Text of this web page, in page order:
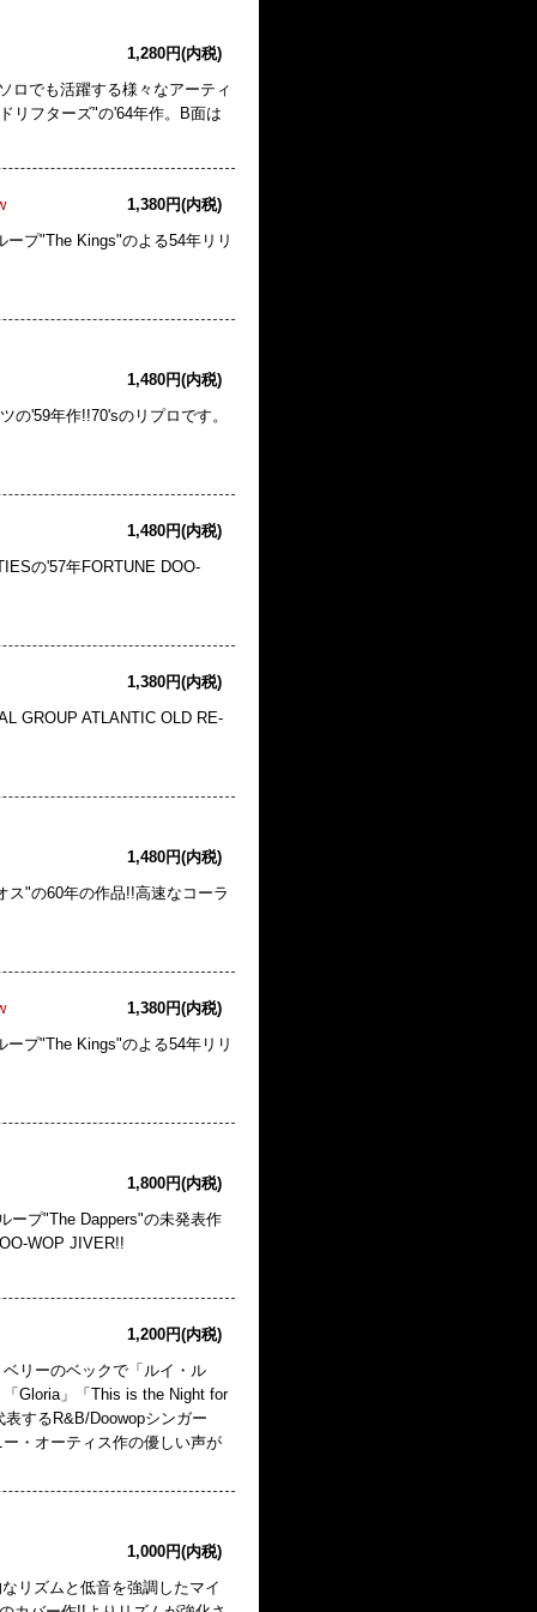
1,280円(内税)
ロでも活躍する様々なアーティ
リフターズ"の'64年作。B面は
1,380円(内税)
プ"The Kings"のよる54年リリ
1,480円(内税)
の'59年作!!70'sのリプロです。
1,480円(内税)
の'57年FORTUNE DOO-
1,380円(内税)
GROUP ATLANTIC OLD RE-
1,480円(内税)
ス"の60年の作品!!高速なコーラ
1,380円(内税)
プ"The Kings"のよる54年リリ
1,800円(内税)
ープ"The Dappers"の未発表作
WOP JIVER!!
1,200円(内税)
リーのベックで「ルイ・ル
Gloria」「This is the Night for
するR&B/Doowopシンガー
・オーティス作の優しい声が
1,000円(内税)
リズムと低音を強調したマイ